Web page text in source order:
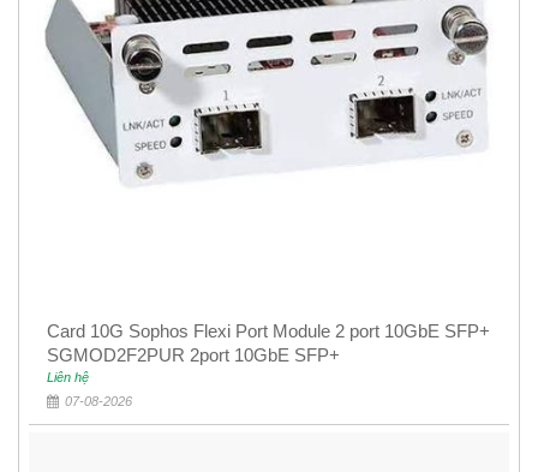
Card 10G Sophos Flexi Port Module 2 port 10GbE SFP+
SGMOD2F2PUR 2port 10GbE SFP+
Liên hệ
07-08-2026